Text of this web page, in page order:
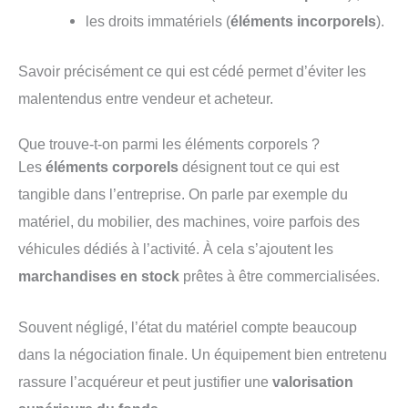
les droits immatériels (éléments incorporels).
Savoir précisément ce qui est cédé permet d’éviter les
malentendus entre vendeur et acheteur.
Que trouve-t-on parmi les éléments corporels ?
Les éléments corporels désignent tout ce qui est
tangible dans l’entreprise. On parle par exemple du
matériel, du mobilier, des machines, voire parfois des
véhicules dédiés à l’activité. À cela s’ajoutent les
marchandises en stock prêtes à être commercialisées.
Souvent négligé, l’état du matériel compte beaucoup
dans la négociation finale. Un équipement bien entretenu
rassure l’acquéreur et peut justifier une valorisation